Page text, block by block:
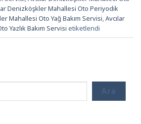
Denizköşkler Mahallesi Oto Periyodik
Mahallesi Oto Yağ Bakım Servisi,Avcılar
Yazlık Bakım Servisi etiketlendi
Ara